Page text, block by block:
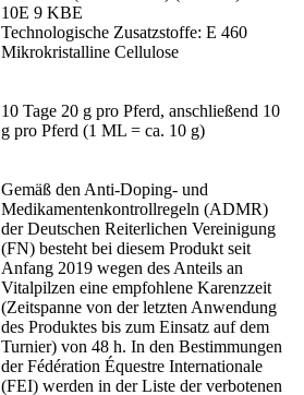
10E 9 KBE
Technologische Zusatzstoffe: E 460
Mikrokristalline Cellulose
10 Tage 20 g pro Pferd, anschließend 10
g pro Pferd (1 ML = ca. 10 g)
Gemäß den Anti-Doping- und
Medikamentenkontrollregeln (ADMR)
der Deutschen Reiterlichen Vereinigung
(FN) besteht bei diesem Produkt seit
Anfang 2019 wegen des Anteils an
Vitalpilzen eine empfohlene Karenzzeit
(Zeitspanne von der letzten Anwendung
des Produktes bis zum Einsatz auf dem
Turnier) von 48 h. In den Bestimmungen
der Fédération Équestre Internationale
(FEI) werden in der Liste der verbotenen